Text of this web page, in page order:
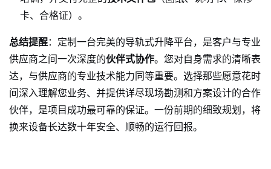
卡、合格证）。
总结提醒：定制一台完美的导轨式升降平台，是客户与专业
供应商之间一次深度的伙伴式协作。您对自身需求的清晰表
达，与供应商的专业技术能力同等重要。选择那些愿意花时
间深入理解您业务、并提供详尽现场勘测和方案设计的合作
伙伴，是项目成功最可靠的保证。一份前期的细致规划，将
换来设备长达数十年安全、顺畅的运行回报。